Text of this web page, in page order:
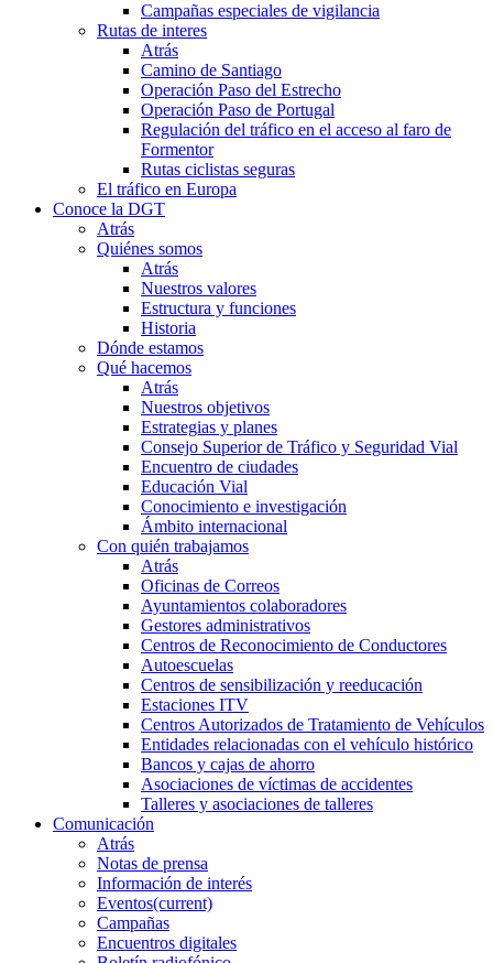
Campañas especiales de vigilancia
Rutas de interes
Atrás
Camino de Santiago
Operación Paso del Estrecho
Operación Paso de Portugal
Regulación del tráfico en el acceso al faro de
Formentor
Rutas ciclistas seguras
El tráfico en Europa
Conoce la DGT
Atrás
Quiénes somos
Atrás
Nuestros valores
Estructura y funciones
Historia
Dónde estamos
Qué hacemos
Atrás
Nuestros objetivos
Estrategias y planes
Consejo Superior de Tráfico y Seguridad Vial
Encuentro de ciudades
Educación Vial
Conocimiento e investigación
Ámbito internacional
Con quién trabajamos
Atrás
Oficinas de Correos
Ayuntamientos colaboradores
Gestores administrativos
Centros de Reconocimiento de Conductores
Autoescuelas
Centros de sensibilización y reeducación
Estaciones ITV
Centros Autorizados de Tratamiento de Vehículos
Entidades relacionadas con el vehículo histórico
Bancos y cajas de ahorro
Asociaciones de víctimas de accidentes
Talleres y asociaciones de talleres
Comunicación
Atrás
Notas de prensa
Información de interés
Eventos(current)
Campañas
Encuentros digitales